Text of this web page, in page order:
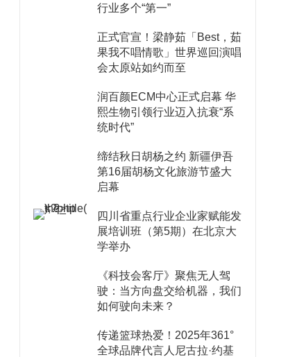
行业多个“第一”
正式官宣！梁静茹「Best，茹
果我不唱情歌」世界巡回演唱
会太原站如约而至
润百颜ECM中心正式启幕 华
熙生物引领行业迈入抗衰“系
统时代”
缔结秋日胡杨之约 新疆伊吾
第16届胡杨文化旅游节盛大
启幕
四川省重点行业企业家赋能发
展培训班（第5期）在北京大
学举办
《科技会客厅》聚焦无人驾
驶：当方向盘交给机器，我们
如何驶向未来？
传递篮球热爱！2025年361°
全球品牌代言人尼古拉·约基